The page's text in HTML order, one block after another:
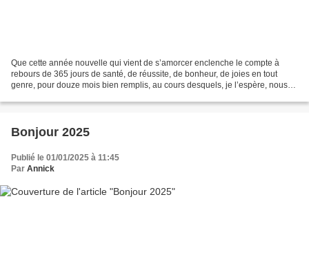
Que cette année nouvelle qui vient de s’amorcer enclenche le compte à
rebours de 365 jours de santé, de réussite, de bonheur, de joies en tout
genre, pour douze mois bien remplis, au cours desquels, je l’espère, nous
Bonjour 2025
Publié le 01/01/2025 à 11:45
Par Annick